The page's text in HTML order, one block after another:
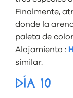
Finalmente,
donde la
paleta de
Alojamiento :
similar.
DÍA 10